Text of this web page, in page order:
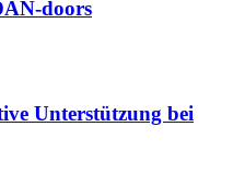
doors
Unterstützung bei